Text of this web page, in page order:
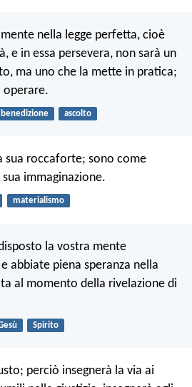
nella legge perfetta, cioè
e in essa persevera, non sarà un
ma uno che la mette in pratica;
operare.
benedizione ascolto
sua roccaforte; sono come
immaginazione.
materialismo
la vostra mente
abbiate piena speranza nella
al momento della rivelazione di
Spirito
perciò insegnerà la via ai